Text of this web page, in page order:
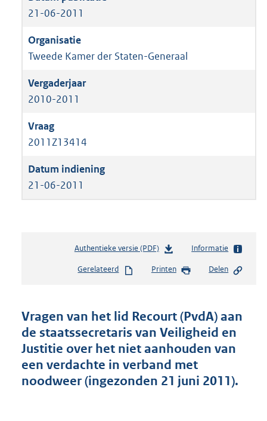
21-06-2011
Tweede Kamer der Staten-Generaal
2010-2011
2011Z13414
21-06-2011
Authentieke versie (PDF)b
s
d
s
g
r
o
Informatie
Gerelateerd Printen Delen
Vragen van het lid Recourt (PvdA) aan
de staatssecretaris van Veiligheid en
Justitie over het niet aanhouden van
een verdachte in verband met
noodweer (ingezonden 21 juni 2011).